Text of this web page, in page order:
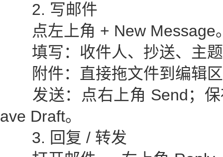
2. 写邮件
点左上角 + New Message
填写：收件人、抄送、主题
附件：直接拖文件到编辑区
发送：点右上角 Send；保
ave Draft。
3. 回复 / 转发